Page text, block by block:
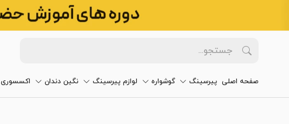
صفحه اصلی پیرسینگ گوشواره لوازم پیرسینگ نگین دندان اکسسوری